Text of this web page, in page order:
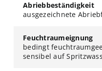
Abriebbeständigkeit
ausgezeichnete
Feuchtraumeignung
bedingt
sensibel auf